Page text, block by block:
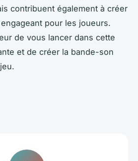
contribuent également à créer
pour les joueurs.
de vous lancer dans cette
et de créer la bande-son